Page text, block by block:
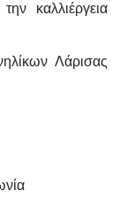
καλλιέργεια
Λάρισας